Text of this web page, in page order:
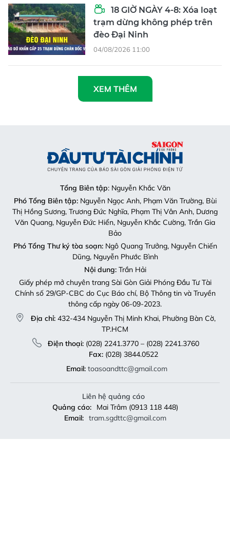
18 GIỜ NGÀY 4-8: Xóa loạt
trạm dừng không phép trên
đèo Đại Ninh
04/08/2026 11:00
XEM THÊM
Tổng Biên tập: Nguyễn Khắc Văn
Phó Tổng Biên tập:Nguyễn Ngọc Anh, Phạm Văn Trường, Bùi
Thị Hồng Sương, Trương Đức Nghĩa, Phạm Thị Vân Anh, Dương
Văn Quang, Nguyễn Đức Hiển, Nguyễn Khắc Cường, Trần Gia
Bảo
Phó Tổng Thư ký tòa soạn:Ngô Quang Trưởng, Nguyễn Chiến
Dũng, Nguyễn Phước Bình
Nội dung:Trần Hải
Giấy phép mở chuyên trang Sài Gòn Giải Phóng Đầu Tư Tài
Chính số 29/GP-CBC do Cục Báo chí, Bộ Thông tin và Truyền
thông cấp ngày 06-09-2023.
Địa chỉ: 432-434 Nguyễn Thị Minh Khai, Phường Bàn Cờ,
TP.HCM
Điện thoại:(028) 2241.3770 – (028) 2241.3760
Fax:(028) 3844.0522
Email: toasoandttc@gmail.com
Liên hệ quảng cáo
Quảng cáo:
Mai Trâm (0913 118 448)
Email: tram.sgdttc@gmail.com